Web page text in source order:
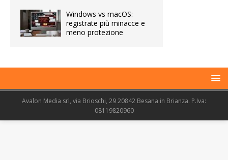
Windows vs macOS:
registrate più minacce e
meno protezione
Avalon Media srl, via Brioschi, 29 20842 Besana in Brianza. P.Iva:
08119820960